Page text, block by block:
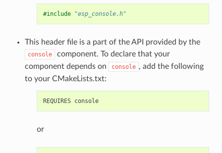
#include "esp_console.h"
This header file is a part of the API provided by the
console
component. To declare that your
component depends on
console , add the following
to your CMakeLists.txt:
REQUIRES console
or